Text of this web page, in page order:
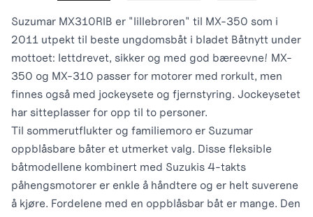
Suzumar MX310RIB er "lillebroren" til MX-350 som i
2011 utpekt til beste ungdomsbåt i bladet Båtnytt under
mottoet: lettdrevet, sikker og med god bæreevne! MX-
350 og MX-310 passer for motorer med rorkult, men
finnes også med jockeysete og fjernstyring. Jockeysetet
har sitteplasser for opp til to personer.
Til sommerutflukter og familiemoro er Suzumar
oppblåsbare båter et utmerket valg. Disse fleksible
båtmodellene kombinert med Suzukis 4-takts
påhengsmotorer er enkle å håndtere og er helt suverene
å kjøre. Fordelene med en oppblåsbar båt er mange. Den